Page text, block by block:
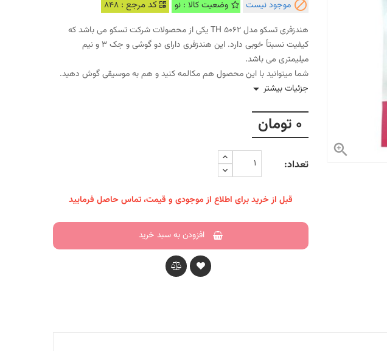

 موجود نیست وضعیت کالا : نو کد مرجع : 848
هندزفری تسکو مدل TH 5062 یکی از محصولات شرکت تسکو می باشد که
کیفیت نسبتاً خوبی دارد. این هندزفری دارای دو گوشی و جک ۳ و نیم
میلیمتری می باشد.
شما میتوانید با این محصول هم مکالمه کنید و هم به موسیقی گوش دهید.
جزئیات بیشتر 
0 تومان
تعداد:
قبل از خرید برای اطلاع از موجودی و قیمت، تماس حاصل فرمایید
افزودن به سبد خرید